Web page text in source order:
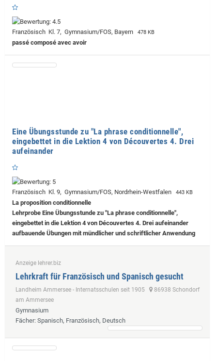
Französisch Kl. 7, Gymnasium/FOS, Bayern 478 KB
passé composé avec avoir
Eine Übungsstunde zu "La phrase conditionnelle",
eingebettet in die Lektion 4 von Découvertes 4. Drei
aufeinander
Französisch Kl. 9, Gymnasium/FOS, Nordrhein-Westfalen 443 KB
La proposition conditionnelle
Lehrprobe Eine Übungsstunde zu "La phrase conditionnelle",
eingebettet in die Lektion 4 von Découvertes 4. Drei aufeinander
aufbauende Übungen mit mündlicher und schriftlicher Anwendung
Anzeige lehrer.biz
Lehrkraft für Französisch und Spanisch gesucht
Landheim Ammersee - Internatsschulen seit 1905
86938 Schondorf
am Ammersee
Gymnasium
Fächer: Spanisch, Französisch, Deutsch